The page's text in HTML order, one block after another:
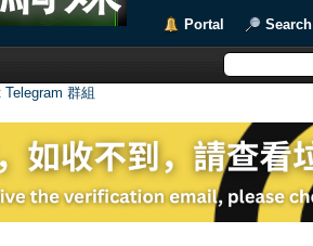
Portal Search
Telegram 群組